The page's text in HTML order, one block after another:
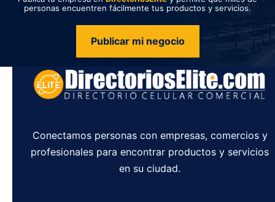
personas encuentren fácilmente tus productos y servicios.
Publicar mi negocio
Conectamos personas con empresas, comercios y
profesionales para encontrar productos y servicios
en su ciudad.